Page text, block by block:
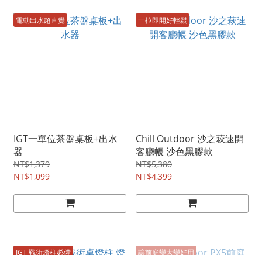
電動出水超直覺
IGT一單位茶盤桌板+出水
器
NT$1,379
NT$1,099
一拉即開好輕鬆
Chill Outdoor 沙之萩速開
客廳帳 沙色黑膠款
NT$5,380
NT$4,399
IGT 戰術燈柱必備 讓前庭變大變好用